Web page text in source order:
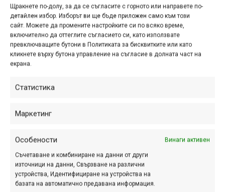
Щракнете по-долу, за да се съгласите с горното или направете по-
детайлен избор. Изборът ви ще бъде приложен само към този
сайт. Можете да промените настройките си по всяко време,
включително да оттеглите съгласието си, като използвате
превключващите бутони в Политиката за бисквитките или като
кликнете върху бутона управление на съгласие в долната част на
екрана.
Статистика
Маркетинг
Особености Винаги активен
Съчетаване и комбиниране на данни от други
източници на данни, Свързване на различни
устройства, Идентифициране на устройства на
базата на автоматично предавана информация.
организаторите
апр. 24, 2023 at 19:59. 770
Много адреналин и зрелища имаше
тази събота и неделя във „Вело
Снимка на деня